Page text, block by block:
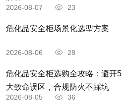
2026-08-07 23
危化品安全柜场景化选型方案
2026-08-06 28
危化品安全柜选购全攻略：避开5
大致命误区，合规防火不踩坑
2026-08-05 36